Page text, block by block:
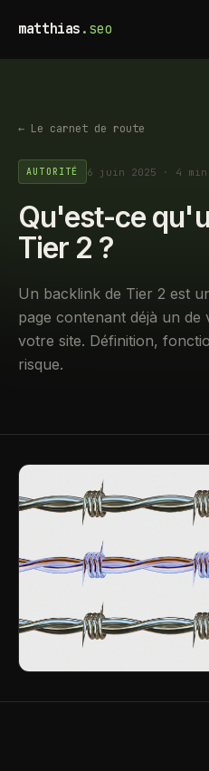
matthias .seo
← Le carnet de route
AUTORITÉ 6 juin 2025 · 4 min
Qu'est-ce
Tier 2 ?
Un backlink de Tier 2 est
page contenant déjà un
votre site. Définition,
risque.